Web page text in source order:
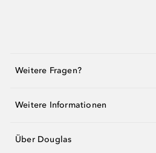
Weitere Fragen?
Weitere Informationen
Über Douglas